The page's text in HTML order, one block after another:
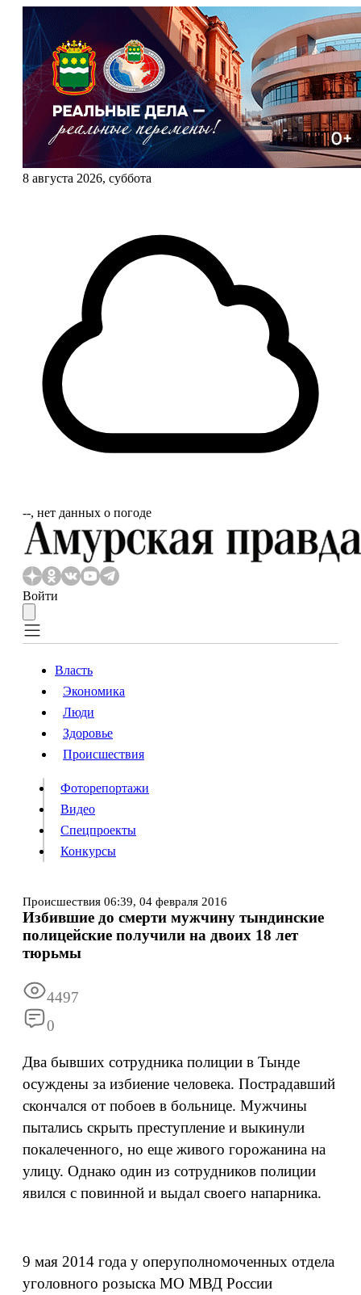
8 августа 2026, суббота
‐‐, нет данных о погоде
Войти
Власть
Происшествия
Видео
Конкурсы
Информация ПодпискаРеклама Все новости
Власть
Экономика
Люди
Здоровье
Происшествия
Фоторепортажи
Видео
Спецпроекты
Конкурсы
Происшествия 06:39, 04 февраля 2016
Избившие до смерти мужчину тындинские
полицейские получили на двоих 18 лет
тюрьмы
4497
0
Два бывших сотрудника полиции в Тынде
осуждены за избиение человека. Пострадавший
скончался от побоев в больнице. Мужчины
пытались скрыть преступление и выкинули
покалеченного, но еще живого горожанина на
улицу. Однако один из сотрудников полиции
явился с повинной и выдал своего напарника.
9 мая 2014 года у оперуполномоченных отдела
уголовного розыска МО МВД России